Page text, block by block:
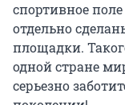
спортивное
отдельно
площадки.
одной стране
серьезно